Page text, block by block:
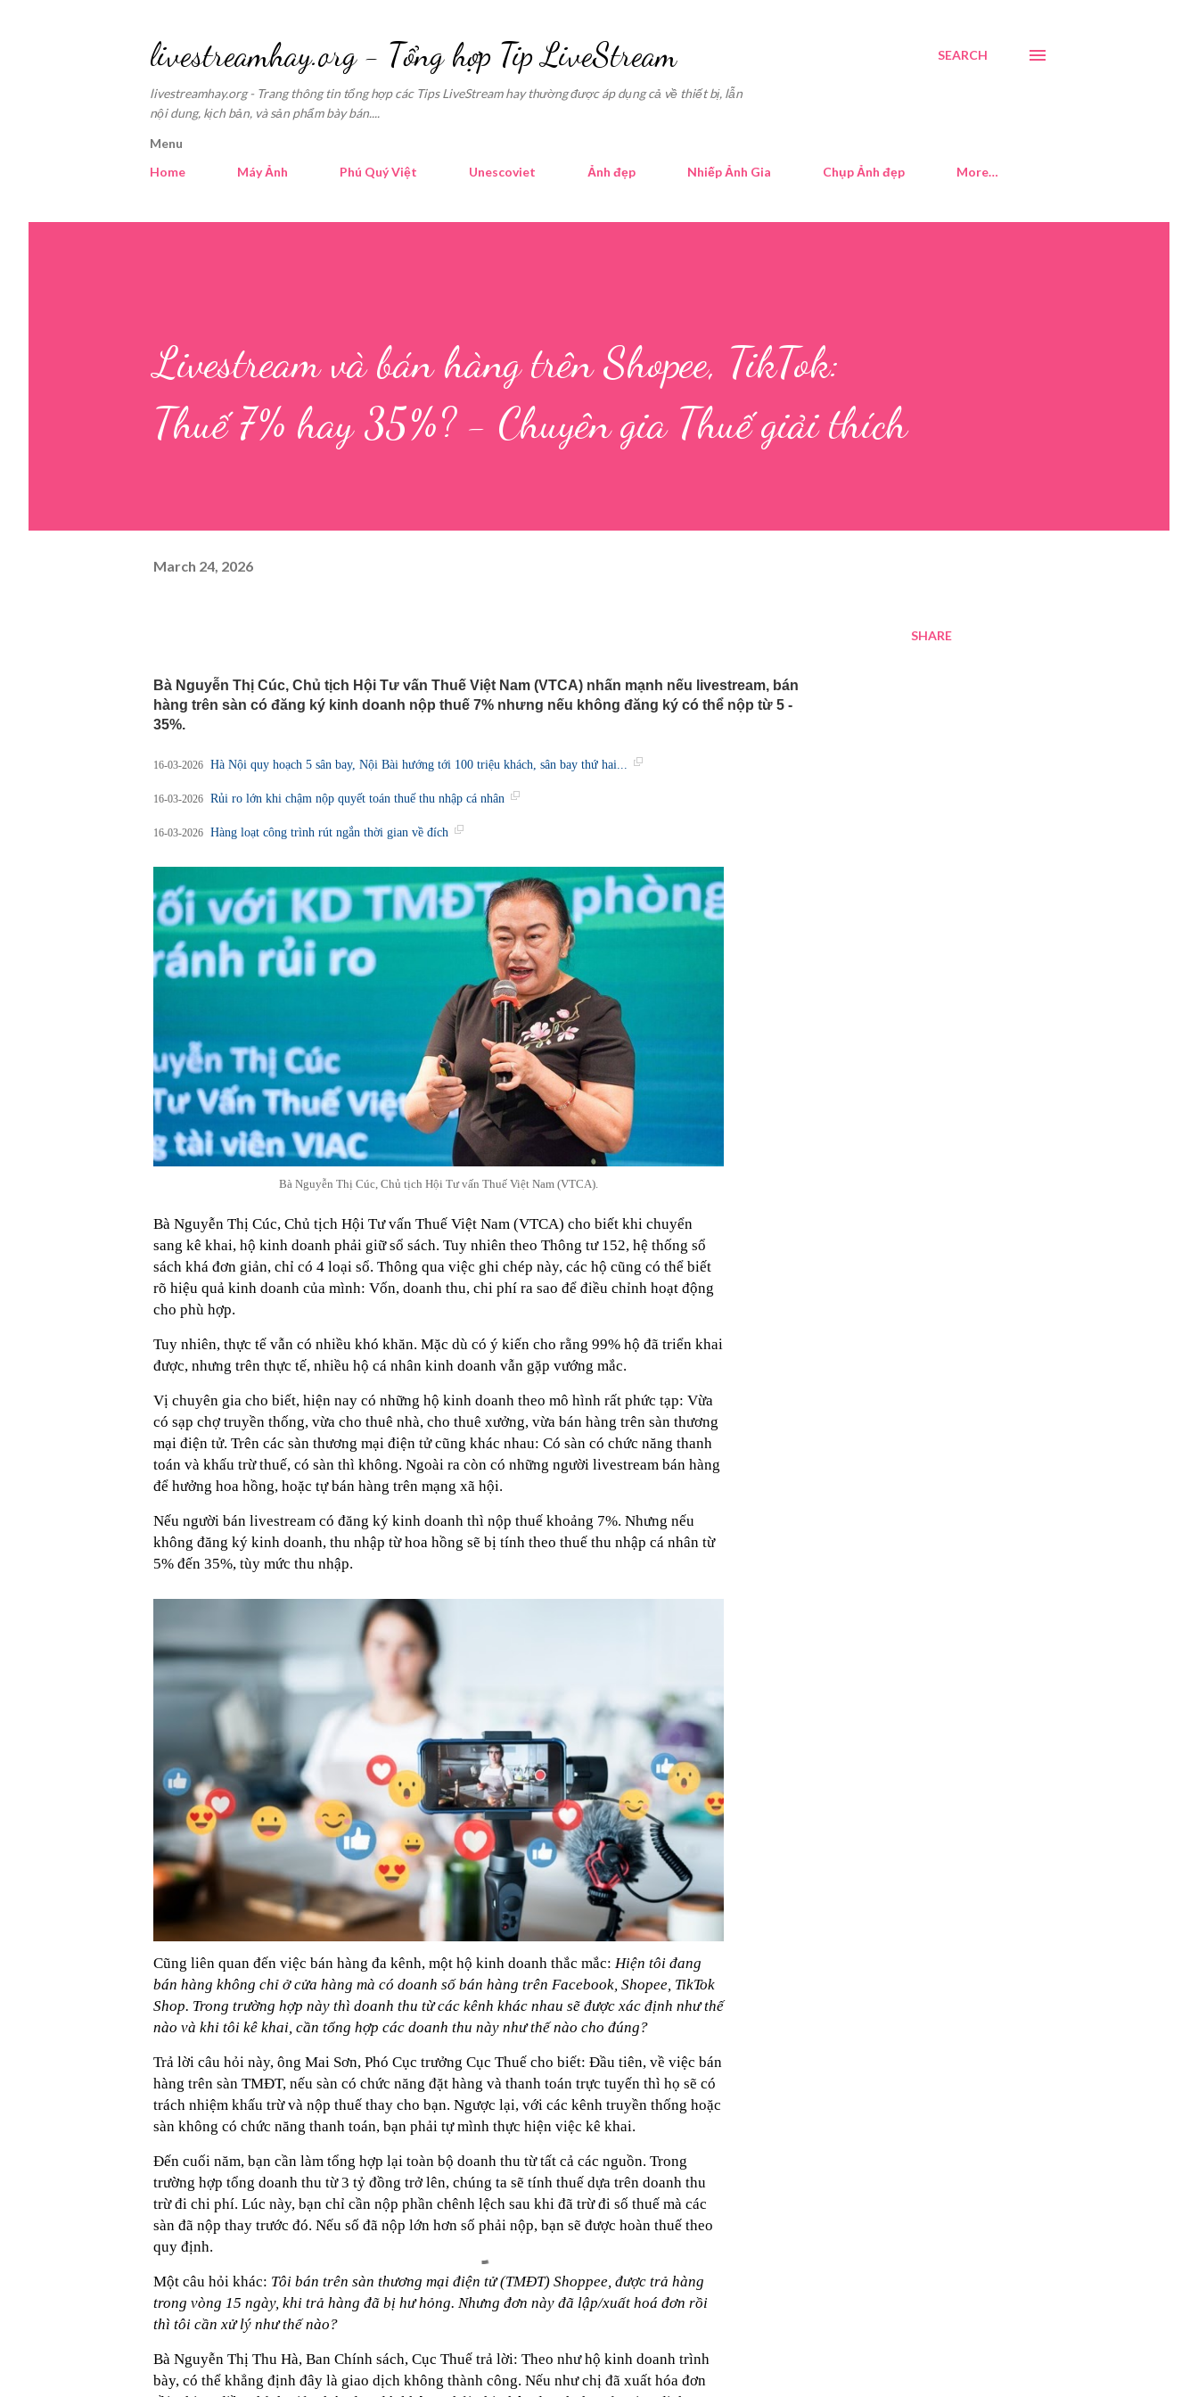
livestreamhay.org - Tổng hợp Tip LiveStream
livestreamhay.org - Trang thông tin tổng hợp các Tips LiveStream hay thường được áp dụng cả về thiết bị, lẫn
nội dung, kịch bản, và sản phẩm bày bán....
SEARCH
Menu
Home
Máy Ảnh Phú Quý Việt Unescoviet Ảnh đẹp Nhiếp Ảnh Gia Chụp Ảnh đẹp More…
Livestream và bán hàng trên Shopee, TikTok:
Thuế 7% hay 35%? - Chuyên gia Thuế giải thích
March 24, 2026
Bà Nguyễn Thị Cúc, Chủ tịch Hội Tư vấn Thuế Việt Nam (VTCA) nhấn mạnh nếu livestream, bán
hàng trên sàn có đăng ký kinh doanh nộp thuế 7% nhưng nếu không đăng ký có thể nộp từ 5 -
35%.
16-03-2026 Hà Nội quy hoạch 5 sân bay, Nội Bài hướng tới 100 triệu khách, sân bay thứ hai...
16-03-2026 Rủi ro lớn khi chậm nộp quyết toán thuế thu nhập cá nhân
16-03-2026 Hàng loạt công trình rút ngắn thời gian về đích
Bà Nguyễn Thị Cúc, Chủ tịch Hội Tư vấn Thuế Việt Nam (VTCA).
Bà Nguyễn Thị Cúc, Chủ tịch Hội Tư vấn Thuế Việt Nam (VTCA) cho biết khi chuyển
sang kê khai, hộ kinh doanh phải giữ sổ sách. Tuy nhiên theo Thông tư 152, hệ thống sổ
sách khá đơn giản, chỉ có 4 loại sổ. Thông qua việc ghi chép này, các hộ cũng có thể biết
rõ hiệu quả kinh doanh của mình: Vốn, doanh thu, chi phí ra sao để điều chỉnh hoạt động
cho phù hợp.
Tuy nhiên, thực tế vẫn có nhiều khó khăn. Mặc dù có ý kiến cho rằng 99% hộ đã triển khai
được, nhưng trên thực tế, nhiều hộ cá nhân kinh doanh vẫn gặp vướng mắc.
Vị chuyên gia cho biết, hiện nay có những hộ kinh doanh theo mô hình rất phức tạp: Vừa
có sạp chợ truyền thống, vừa cho thuê nhà, cho thuê xưởng, vừa bán hàng trên sàn thương
mại điện tử. Trên các sàn thương mại điện tử cũng khác nhau: Có sàn có chức năng thanh
toán và khấu trừ thuế, có sàn thì không. Ngoài ra còn có những người livestream bán hàng
để hưởng hoa hồng, hoặc tự bán hàng trên mạng xã hội.
Nếu người bán livestream có đăng ký kinh doanh thì nộp thuế khoảng 7%. Nhưng nếu
không đăng ký kinh doanh, thu nhập từ hoa hồng sẽ bị tính theo thuế thu nhập cá nhân từ
5% đến 35%, tùy mức thu nhập.
Cũng liên quan đến việc bán hàng đa kênh, một hộ kinh doanh thắc mắc: Hiện tôi đang
bán hàng không chỉ ở cửa hàng mà có doanh số bán hàng trên Facebook, Shopee, TikTok
Shop. Trong trường hợp này thì doanh thu từ các kênh khác nhau sẽ được xác định như thế
nào và khi tôi kê khai, cần tổng hợp các doanh thu này như thế nào cho đúng?
Trả lời câu hỏi này, ông Mai Sơn, Phó Cục trưởng Cục Thuế cho biết: Đầu tiên, về việc bán
hàng trên sàn TMĐT, nếu sàn có chức năng đặt hàng và thanh toán trực tuyến thì họ sẽ có
trách nhiệm khấu trừ và nộp thuế thay cho bạn. Ngược lại, với các kênh truyền thống hoặc
sàn không có chức năng thanh toán, bạn phải tự mình thực hiện việc kê khai.
Đến cuối năm, bạn cần làm tổng hợp lại toàn bộ doanh thu từ tất cả các nguồn. Trong
trường hợp tổng doanh thu từ 3 tỷ đồng trở lên, chúng ta sẽ tính thuế dựa trên doanh thu
trừ đi chi phí. Lúc này, bạn chỉ cần nộp phần chênh lệch sau khi đã trừ đi số thuế mà các
sàn đã nộp thay trước đó. Nếu số đã nộp lớn hơn số phải nộp, bạn sẽ được hoàn thuế theo
quy định.
Một câu hỏi khác: Tôi bán trên sàn thương mại điện tử (TMĐT) Shoppee, được trả hàng
trong vòng 15 ngày, khi trả hàng đã bị hư hỏng. Nhưng đơn này đã lập/xuất hoá đơn rồi
thì tôi cần xử lý như thế nào?
Bà Nguyễn Thị Thu Hà, Ban Chính sách, Cục Thuế trả lời: Theo như hộ kinh doanh trình
bày, có thể khẳng định đây là giao dịch không thành công. Nếu như chị đã xuất hóa đơn
SHARE